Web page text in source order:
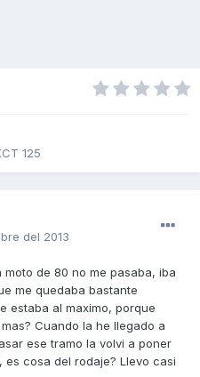
125
del 2013
de 80 no me pasaba, iba
me quedaba bastante
estaba al maximo, porque
Cuando la he llegado a
ese tramo la volvi a poner
cosa del rodaje? Llevo casi